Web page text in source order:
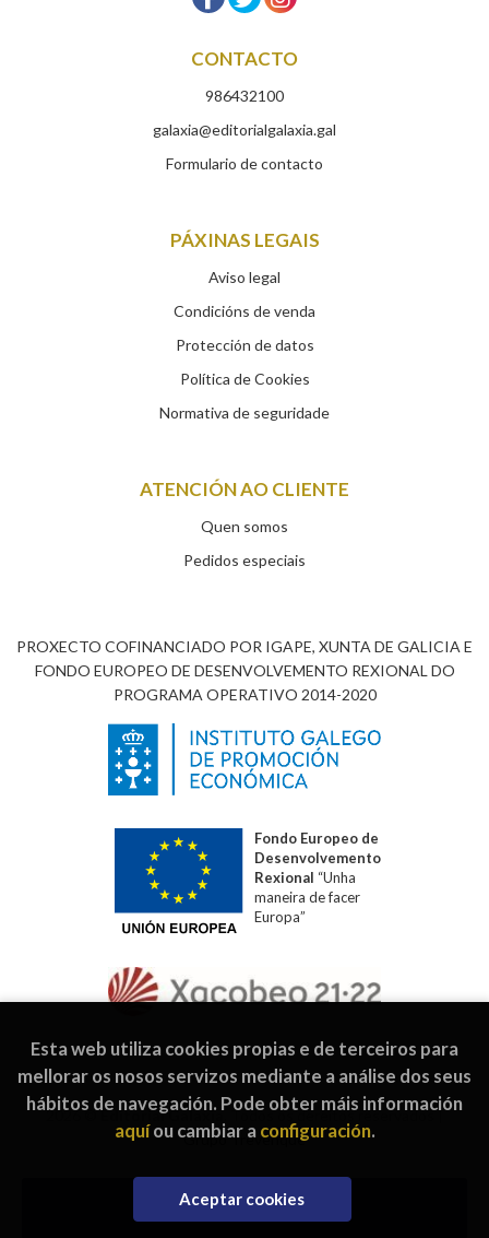
Engadir á cesta
CONTACTO
986432100
galaxia@editorialgalaxia.gal
Formulario de contacto
PÁXINAS LEGAIS
Aviso legal
Condicións de venda
Protección de datos
Política de Cookies
Normativa de seguridade
ATENCIÓN AO CLIENTE
Quen somos
Pedidos especiais
PROXECTO COFINANCIADO POR IGAPE, XUNTA DE GALICIA E
FONDO EUROPEO DE DESENVOLVEMENTO REXIONAL DO
PROGRAMA OPERATIVO 2014-2020
Fondo Europeo de
Desenvolvemento
Rexional “Unha
maneira de facer
Europa”
2026 ©Editorial Galaxia . Todos os dereitos reservados |
Grupo Trevenque
Esta web utiliza cookies propias e de terceiros para
mellorar os nosos servizos mediante a análise dos seus
hábitos de navegación. Pode obter máis información
aquíou cambiar a configuración.
Aceptar cookies